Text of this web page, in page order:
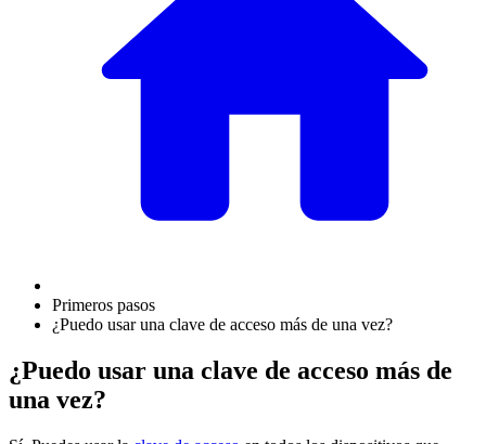
Primeros pasos
¿Puedo usar una clave de acceso más de una vez?
¿Puedo usar una clave de acceso más de
una vez?